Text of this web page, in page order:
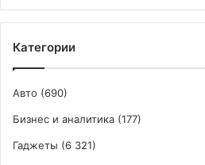
Категории
Авто (690)
Бизнес и аналитика (177)
Гаджеты (6 321)